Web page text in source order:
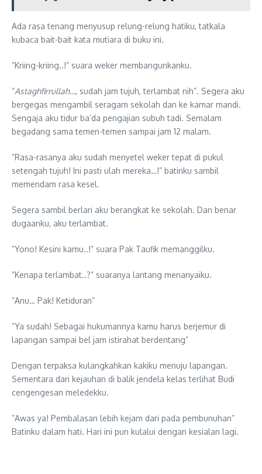
Ada rasa tenang menyusup relung-relung hatiku, tatkala
kubaca bait-bait kata mutiara di buku ini.
”Kriing-kriing..!” suara weker membangunkanku.
”Astaghfirrullah…, sudah jam tujuh, terlambat nih”. Segera aku
bergegas mengambil seragam sekolah dan ke kamar mandi.
Sengaja aku tidur ba’da pengajian subuh tadi. Semalam
begadang sama temen-temen sampai jam 12 malam.
”Rasa-rasanya aku sudah menyetel weker tepat di pukul
setengah tujuh! Ini pasti ulah mereka…!” batinku sambil
memendam rasa kesel.
Segera sambil berlari aku berangkat ke sekolah. Dan benar
dugaanku, aku terlambat.
”Yono! Kesini kamu..!” suara Pak Taufik memanggilku.
”Kenapa terlambat..?” suaranya lantang menanyaiku.
”Anu… Pak! Ketiduran”
”Ya sudah! Sebagai hukumannya kamu harus berjemur di
lapangan sampai bel jam istirahat berdentang”
Dengan terpaksa kulangkahkan kakiku menuju lapangan.
Sementara dari kejauhan di balik jendela kelas terlihat Budi
cengengesan meledekku.
”Awas ya! Pembalasan lebih kejam dari pada pembunuhan”
Batinku dalam hati. Hari ini pun kulalui dengan kesialan lagi.